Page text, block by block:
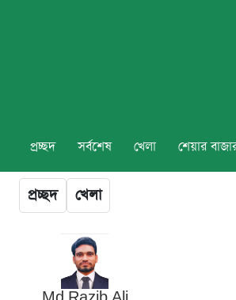
প্রচ্ছদ সর্বশেষ খেলা শেয়ার
প্রচ্ছদ খেলা